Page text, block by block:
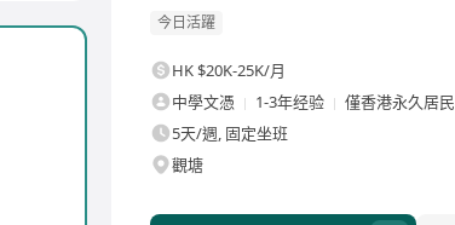
今日活躍
HK $20K-25K/月
中學文憑
1-3年经验
僅香港永久居民
5天/週, 固定坐班
觀塘